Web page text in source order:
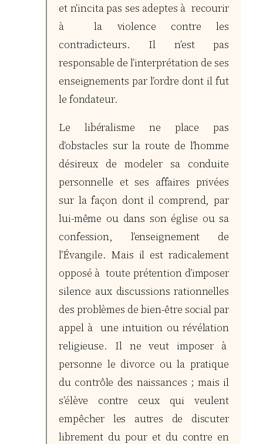
et n’incita pas ses adeptes à recourir
à la violence contre les
contradicteurs. Il n’est pas
responsable de l’interprétation de ses
enseignements par l’ordre dont il fut
le fondateur.
Le libéralisme ne place pas
d’obstacles sur la route de l’homme
désireux de modeler sa conduite
personnelle et ses affaires privées
sur la façon dont il comprend, par
lui-même ou dans son église ou sa
confession, l’enseignement de
l’Évangile. Mais il est radicalement
opposé à toute prétention d’imposer
silence aux discussions rationnelles
des problèmes de bien-être social par
appel à une intuition ou révélation
religieuse. Il ne veut imposer à
personne le divorce ou la pratique
du contrôle des naissances ; mais il
s’élève contre ceux qui veulent
empêcher les autres de discuter
librement du pour et du contre en